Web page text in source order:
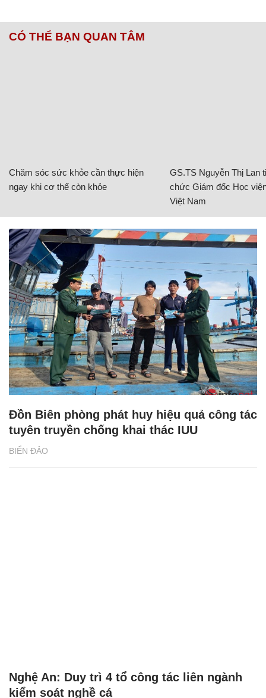
CÓ THỂ BẠN QUAN TÂM
Chăm sóc sức khỏe cần thực hiện
ngay khi cơ thể còn khỏe
GS.TS Nguyễn Thị Lan
chức Giám đốc Học
Việt Nam
BIỂN ĐẢO
Đồn Biên phòng phát huy hiệu quả công tác
tuyên truyền chống khai thác IUU
Nghệ An: Duy trì 4 tổ công tác liên ngành
kiểm soát nghề cá